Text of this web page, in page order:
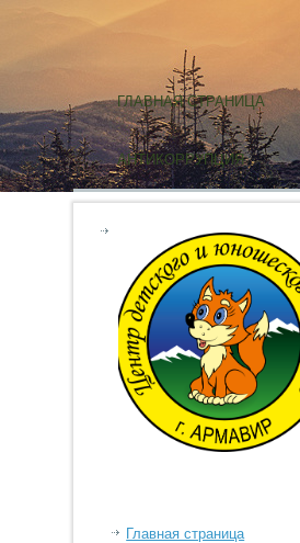
ГЛАВНАЯ СТРАНИЦА
АНТИКОРРУПЦИЯ
Главная страница